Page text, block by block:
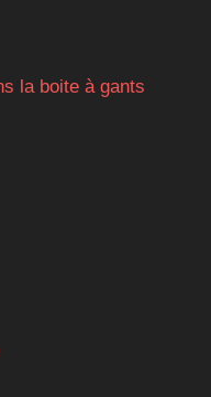
la boite à gants